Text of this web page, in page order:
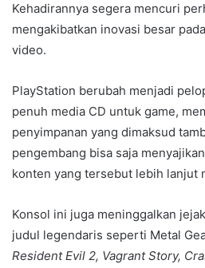
Kehadirannya segera mencuri
mengakibatkan inovasi besar
video.
PlayStation berubah menjadi
penuh media CD untuk game,
penyimpanan yang dimaksud
pengembang bisa saja
konten yang tersebut lebih lanjut
Konsol ini juga meninggalkan
judul legendaris seperti Metal
Resident Evil 2, Vagrant Story,